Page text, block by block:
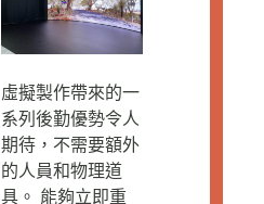
虛擬製作帶來的一
系列後勤優勢令人
期待，不需要額外
的人員和物理道
具。 能夠立即重